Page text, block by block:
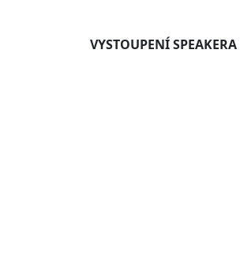
VYSTOUPENÍ